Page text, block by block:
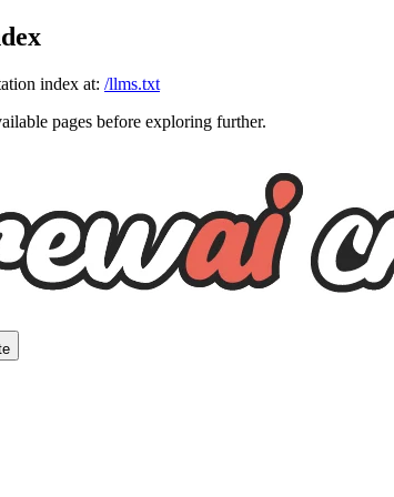
index at: /llms.txt
pages before exploring further.